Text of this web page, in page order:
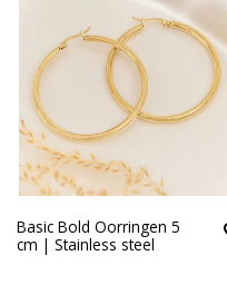
Basic Bold Oorringen 5
cm | Stainless steel